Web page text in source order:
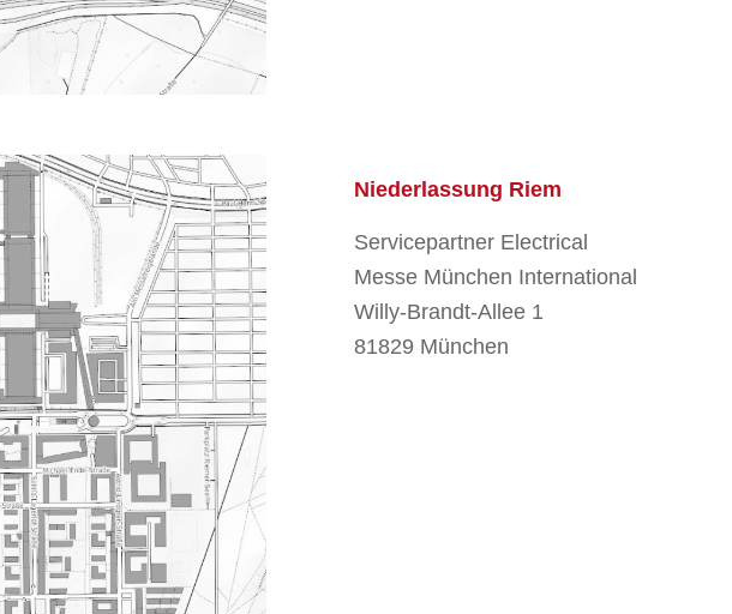
Niederlassung Riem
Servicepartner Electrical
Messe München International
Willy-Brandt-Allee 1
81829 München